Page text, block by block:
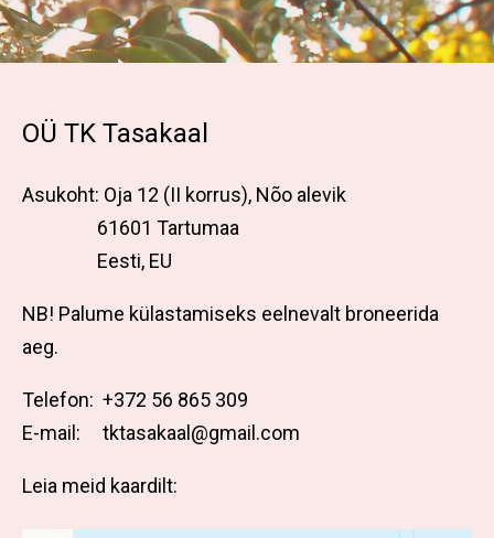
OÜ TK Tasakaal
Asukoht: Oja 12 (II korrus), Nõo alevik
61601 Tartumaa
Eesti, EU
NB! Palume külastamiseks eelnevalt broneerida
aeg.
Telefon: +372 56 865 309
E-mail:
tktasakaal@gmail.com
Leia meid kaardilt: